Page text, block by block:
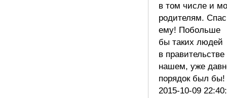
в том числе и
родителям.
ему! Побольше
бы таких людей
в правительстве
нашем, уже
порядок был
2015-10-09